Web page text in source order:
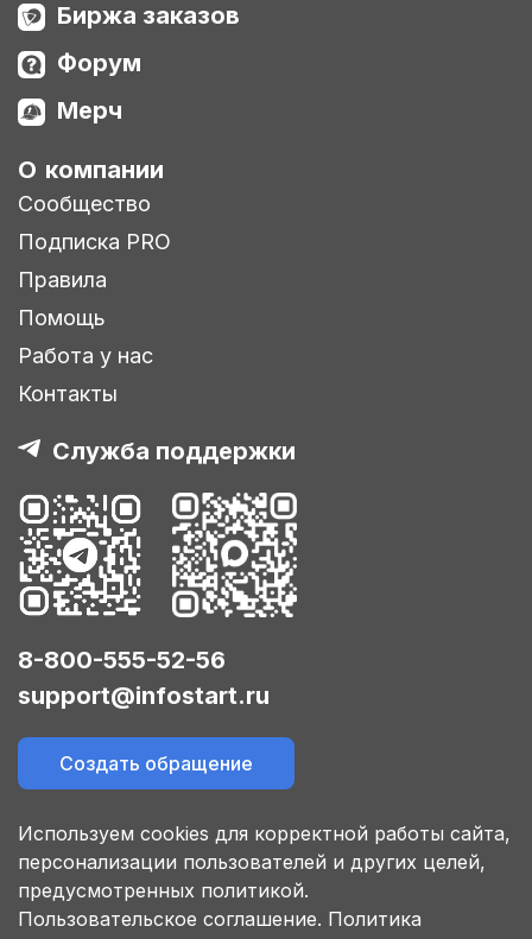
Биржа заказов
Форум
Мерч
О компании
Сообщество
Подписка PRO
Правила
Помощь
Работа у нас
Контакты
Служба поддержки
8-800-555-52-56
support@infostart.ru
Создать обращение
Используем cookies для корректной работы сайта,
персонализации пользователей и других целей,
предусмотренных политикой.
Пользовательское соглашение. Политика